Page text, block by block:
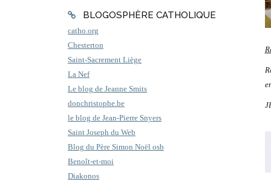
BLOGOSPHÈRE CATHOLIQUE
catho.org
Chesterton
Saint-Sacrement Liège
La Nef
Le blog de Jeanne Smits
donchristophe.be
le blog de Jean-Pierre Snyers
Saint Joseph du Web
Blog du Père Simon Noël osb
Benoît-et-moi
Diakonos